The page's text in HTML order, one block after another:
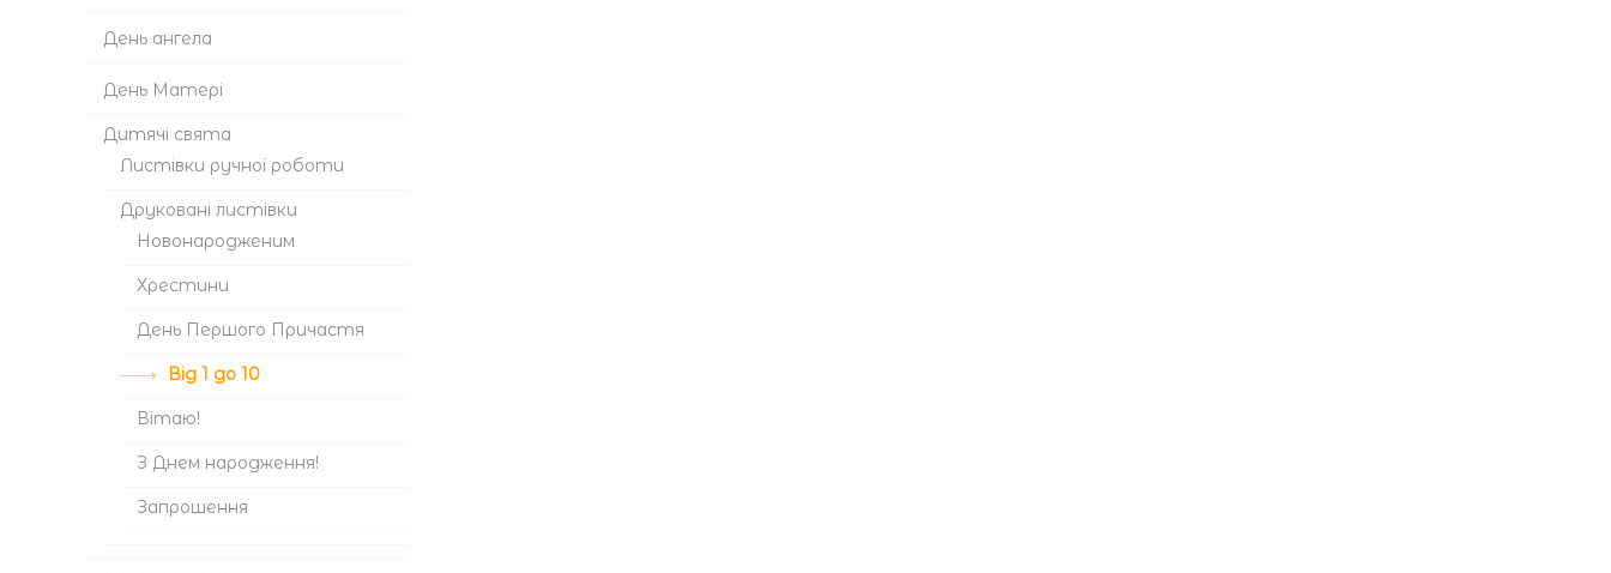
День ангела
День Матері
Дитячі свята
Листівки ручної роботи
Друковані листівки
Новонародженим
Хрестини
День Першого Причастя
Від 1 до 10
Вітаю!
З Днем народження!
Запрошення